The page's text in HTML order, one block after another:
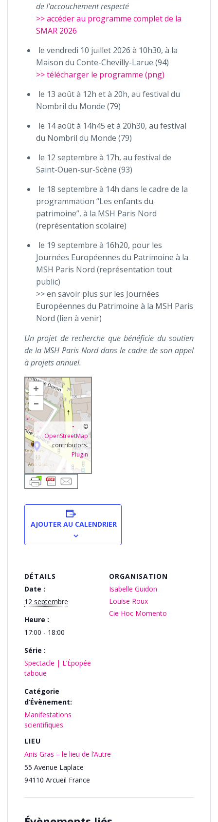
de l’accouchement respecté
>> accéder au programme complet de la
SMAR 2026
le vendredi 10 juillet 2026 à 10h30, à la
Maison du Conte-Chevilly-Larue (94)
>> télécharger le programme (png)
le 13 août à 12h et à 20h, au festival du
Nombril du Monde (79)
le 14 août à 14h45 et à 20h30, au festival
du Nombril du Monde (79)
le 12 septembre à 17h, au festival de
Saint-Ouen-sur-Scène (93)
le 18 septembre à 14h dans le cadre de la
programmation “Les enfants du
patrimoine”, à la MSH Paris Nord
(représentation scolaire)
le 19 septembre à 16h20, pour les
Journées Européennes du Patrimoine à la
MSH Paris Nord (représentation tout
public)
>> en savoir plus sur les Journées
Européennes du Patrimoine à la MSH Paris
Nord (lien à venir)
Un projet de recherche que bénéficie du soutien
de la MSH Paris Nord dans le cadre de son appel
à projets annuel.
+
–
©
OpenStreetMap
contributors.
Plugin
AJOUTER AU CALENDRIER
DÉTAILS
Date :
12 septembre
Heure :
17:00 - 18:00
Série :
Spectacle | L’Épopée
taboue
Catégorie
d’Évènement:
Manifestations
scientifiques
LIEU
Anis Gras – le lieu de l’Autre
55 Avenue Laplace
94110 Arcueil France
ORGANISATION
Isabelle Guidon
Louise Roux
Cie Hoc Momento